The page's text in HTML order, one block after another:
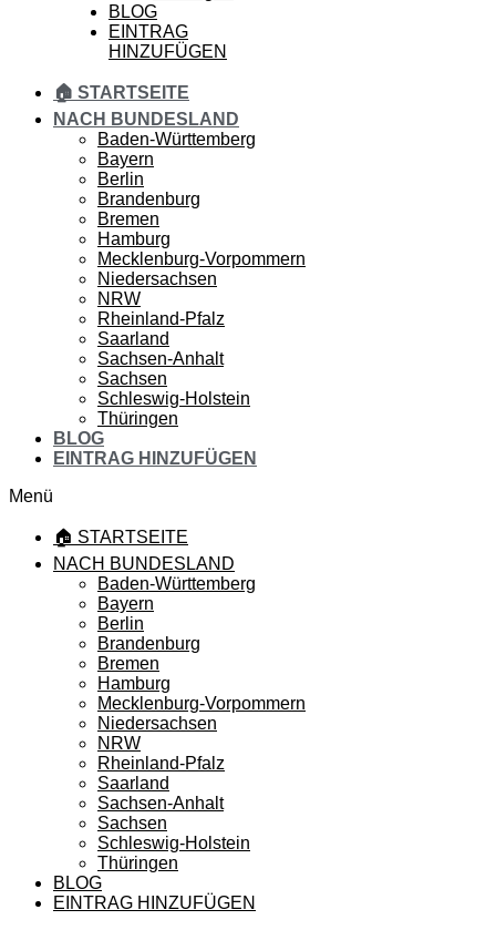
BLOG
EINTRAG
HINZUFÜGEN
🏠 STARTSEITE
NACH BUNDESLAND
Baden-Württemberg
Bayern
Berlin
Brandenburg
Bremen
Hamburg
Mecklenburg-Vorpommern
Niedersachsen
NRW
Rheinland-Pfalz
Saarland
Sachsen-Anhalt
Sachsen
Schleswig-Holstein
Thüringen
BLOG
EINTRAG HINZUFÜGEN
Menü
🏠 STARTSEITE
NACH BUNDESLAND
Baden-Württemberg
Bayern
Berlin
Brandenburg
Bremen
Hamburg
Mecklenburg-Vorpommern
Niedersachsen
NRW
Rheinland-Pfalz
Saarland
Sachsen-Anhalt
Sachsen
Schleswig-Holstein
Thüringen
BLOG
EINTRAG HINZUFÜGEN